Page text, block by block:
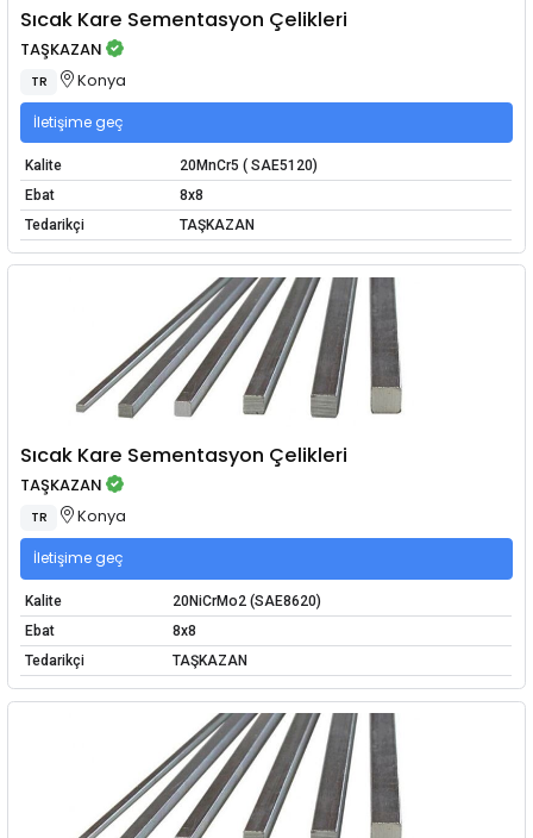
Sıcak Kare Sementasyon Çelikleri
TAŞKAZAN
TR Konya
İletişime geç
Kalite
20MnCr5 ( SAE5120)
Ebat
8x8
Tedarikçi
TAŞKAZAN
Sıcak Kare Sementasyon Çelikleri
TAŞKAZAN
TR Konya
İletişime geç
Kalite
20NiCrMo2 (SAE8620)
Ebat
8x8
Tedarikçi
TAŞKAZAN